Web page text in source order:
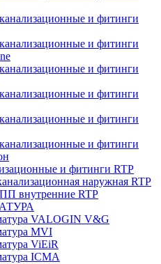
и фитинги
и фитинги
и фитинги
и фитинги
и фитинги
и фитинги
и фитинги RTP
наружная RTP
внутренние RTP
VALOGIN V&G
MVI
ViEiR
ICMA